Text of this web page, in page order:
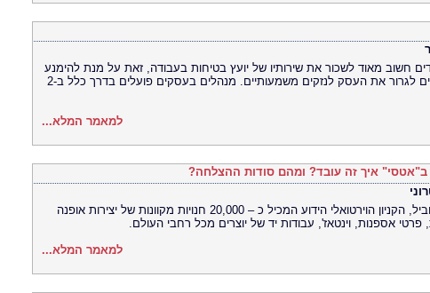
חשוב מאוד לשכור את שירותיו של יועץ בטיחות בעבודה, זאת על מנת להימנע
מתאונות ומפגעים העשויים לגרור את העסק לנזקים משמעותיים. מנהלים בעסקים פועלים בדרך כלל ב-2
למאמר המלא...
etsy אתר האינטרנט המוביל, הקניון הוירטואלי הידוע המכיל כ – 20,000 חנויות מקוונות של יצירות אופנה
פרטי אספנות, וינטאז', עבודות יד של יוצרים מכל רחבי העולם.
למאמר המלא...